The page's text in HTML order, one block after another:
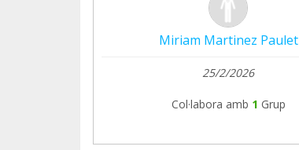
Miriam Martinez Paulet
25/2/2026
Col·labora amb 1 Grup